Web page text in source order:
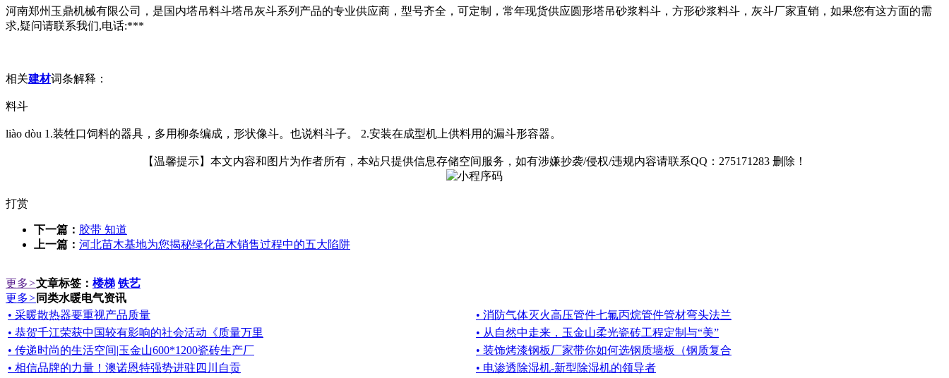
河南郑州玉鼎机械有限公司，是国内塔吊料斗塔吊灰斗系列产品的专业供应商，型号齐全，可定制，常年现货供应圆形塔吊砂浆料斗，方形砂浆料斗，灰斗厂家直销，如果您有这方面的需
求,疑问请联系我们,电话:***
相关建材词条解释：
料斗
liào dòu 1.装牲口饲料的器具，多用柳条编成，形状像斗。也说料斗子。 2.安装在成型机上供料用的漏斗形容器。
【温馨提示】本文内容和图片为作者所有，本站只提供信息存储空间服务，如有涉嫌抄袭/侵权/违规内容请联系QQ：275171283 删除！
打赏
下一篇： 胶带 知道
上一篇： 河北苗木基地为您揭秘绿化苗木销售过程中的五大陷阱
更多>文章标签： 楼梯 铁艺
更多> 同类水暖电气资讯
• 采暖散热器要重视产品质量
• 消防气体灭火高压管件七氟丙烷管件管材弯头法兰
• 恭贺千江荣获中国较有影响的社会活动《质量万里
• 从自然中走来，玉金山柔光瓷砖工程定制与“美”
• 传递时尚的生活空间|玉金山600*1200瓷砖生产厂
• 装饰烤漆钢板厂家带你如何选钢质墙板（钢质复合
• 相信品牌的力量！澳诺恩特强势进驻四川自贡
• 电渗透除湿机-新型除湿机的领导者